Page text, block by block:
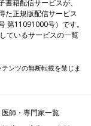
。
り切れ必至」
アイテム4選
らしを描いた人気
その中でも特に話
けグッズをご紹介
籍配信サービスが、
た正規版配信サービス
第11091000号）です。
ているサービスの一覧
ンツの無断転載を禁じま
医師・専門家一覧